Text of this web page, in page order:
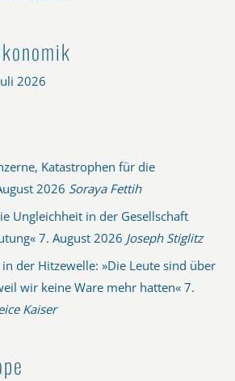
2026
Katastrophen für die
2026 Soraya Fettih
Ungleichheit in der Gesellschaft
7. August 2026 Joseph Stiglitz
der Hitzewelle: »Die Leute sind über
wir keine Ware mehr hatten« 7.
Kaiser